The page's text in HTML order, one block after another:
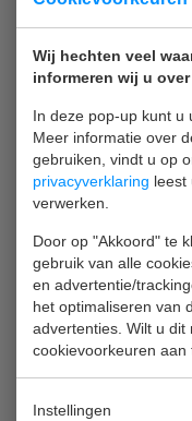
Wij hechten veel
informeren wij u
In deze pop-up kunt u
Meer informatie over
gebruiken, vindt u op
privacyverklaring leest
verwerken.
Door op "Akkoord" te
gebruik van alle
en advertentie/
het optimaliseren van
advertenties. Wilt u dit
cookievoorkeuren aan
Instellingen
Op aanvraag wordt
ontwikkeld voor
totaaloverzicht van
buttons kan je heel
ECM portal om in
niveaus modules
Schrijf je direct